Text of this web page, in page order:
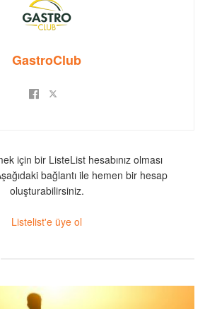
GastroClub
için bir ListeList hesabınız olması
bağlantı ile hemen bir hesap
oluşturabilirsiniz.
Listelist'e üye ol